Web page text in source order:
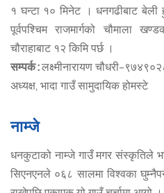
१ घन्टा १० मिनेट । धनगढीबाट बेली
पूर्वपश्चिम राजमार्गको चौमाला
चौराहाबाट १२ किमि पर्छ ।
सम्पर्क :लक्ष्मीनारायण
अध्यक्ष, भादा गाउँ सामुदायिक होमस्टे
नाम्जे
धनकुटाको नाम्जे गाउँ मगर संस्कृतिले
सिएनएनले ०६८ सालमा विश्वका